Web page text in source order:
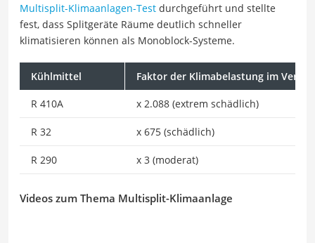
Multisplit-Klimaanlagen-Test durchgeführt und stellte
fest, dass Splitgeräte Räume deutlich schneller
klimatisieren können als Monoblock-Systeme.
Kühlmittel Faktor der Klimabelastung im
R 410A x 2.088 (extrem schädlich)
R 32 x 675 (schädlich)
R 290 x 3 (moderat)
Videos zum Thema Multisplit-Klimaanlage